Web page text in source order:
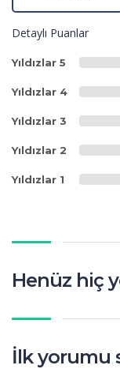
Detaylı Puanlar
Yıldızlar 5
Yıldızlar 4
Yıldızlar 3
Yıldızlar 2
Yıldızlar 1
Henüz hiç
İlk yorumu